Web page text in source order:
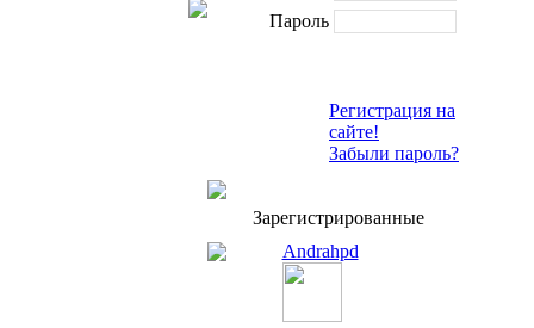
Пароль
Регистрация на
сайте!
Забыли пароль?
Зарегистрированные
Andrahpd